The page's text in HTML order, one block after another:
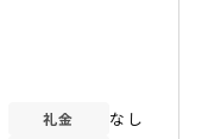
礼金 なし